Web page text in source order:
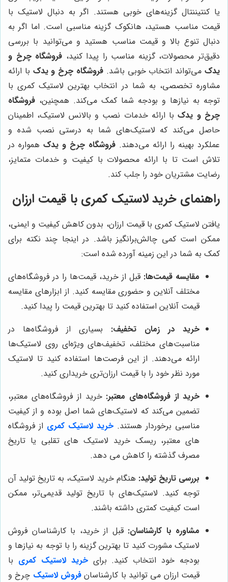
یا کنتیننتال گزینه‌های خوبی هستند. اگر به دنبال لاستیک با
قیمت مناسب هستید، هانکوک گزینه مناسبی است. اما اگر به
دنبال تنوع بالا و قیمت مناسب هستید و می‌توانید با بررسی
دقیق‌تر محصولات، گزینه مناسب را پیدا کنید، فروشگاه چرخ و
یدکمی‌تواند انتخاب خوبی باشد. فروشگاه چرخ و یدک با ارائه
مشاوره تخصصی، به شما در انتخاب بهترین لاستیک کمری با
توجه به نیازها و بودجه شما کمک می‌کند. همچنین، فروشگاه
چرخ و یدکبا ارائه خدمات نصب و بالانس لاستیک، اطمینان
حاصل می‌کند که لاستیک‌های شما به درستی نصب شده و
عملکرد بهینه را ارائه می‌دهند. فروشگاه چرخ و یدک همواره در
تلاش است تا با ارائه محصولات با کیفیت و خدمات متمایز،
رضایت مشتریان خود را جلب کند.
راهنمای خرید لاستیک کمری با قیمت ارزان
یافتن لاستیک کمری با قیمت ارزان، بدون کاهش کیفیت و ایمنی،
ممکن است کمی چالش‌برانگیز باشد. در اینجا چند نکته برای
کمک به شما در این زمینه آورده شده است:
مقایسه قیمت‌ها: قبل از خرید، قیمت‌ها را در فروشگاه‌های
مختلف آنلاین و حضوری مقایسه کنید. از ابزارهای مقایسه
قیمت آنلاین استفاده کنید تا بهترین قیمت را پیدا کنید.
خرید در زمان تخفیف: بسیاری از فروشگاه‌ها در
مناسبت‌های مختلف، تخفیف‌های ویژه‌ای روی لاستیک‌ها
ارائه می‌دهند. از این فرصت‌ها استفاده کنید تا لاستیک
مورد نظر خود را با قیمت ارزان‌تری خریداری کنید.
خرید از فروشگاه‌های معتبر: خرید از فروشگاه‌های معتبر،
تضمین می‌کند که لاستیک‌های شما اصل بوده و از کیفیت
مناسبی برخوردار هستند. خرید لاستیک کمری از فروشگاه
های معتبر، ریسک خرید لاستیک های تقلبی یا تاریخ
مصرف گذشته را کاهش می دهد.
بررسی تاریخ تولید: هنگام خرید لاستیک، به تاریخ تولید آن
توجه کنید. لاستیک‌های با تاریخ تولید قدیمی‌تر، ممکن
است کیفیت کمتری داشته باشند.
مشاوره با کارشناسان: قبل از خرید، با کارشناسان فروش
لاستیک مشورت کنید تا بهترین گزینه را با توجه به نیازها و
بودجه خود انتخاب کنید. برایخرید لاستیک کمری با
قیمت ارزان می توانید با کارشناسان فروش لاستیک چرخ و